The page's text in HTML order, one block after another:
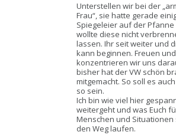
Unterstellen wir bei der
Frau“, sie hatte gerade
Spiegeleier auf der Pfanne
wollte diese nicht
lassen. Ihr seit weiter und
kann beginnen. Freuen und
konzentrieren wir uns
bisher hat der VW schön
mitgemacht. So soll es
so sein.
Ich bin wie viel hier
weitergeht und was Euch
Menschen und Situationen
den Weg laufen.